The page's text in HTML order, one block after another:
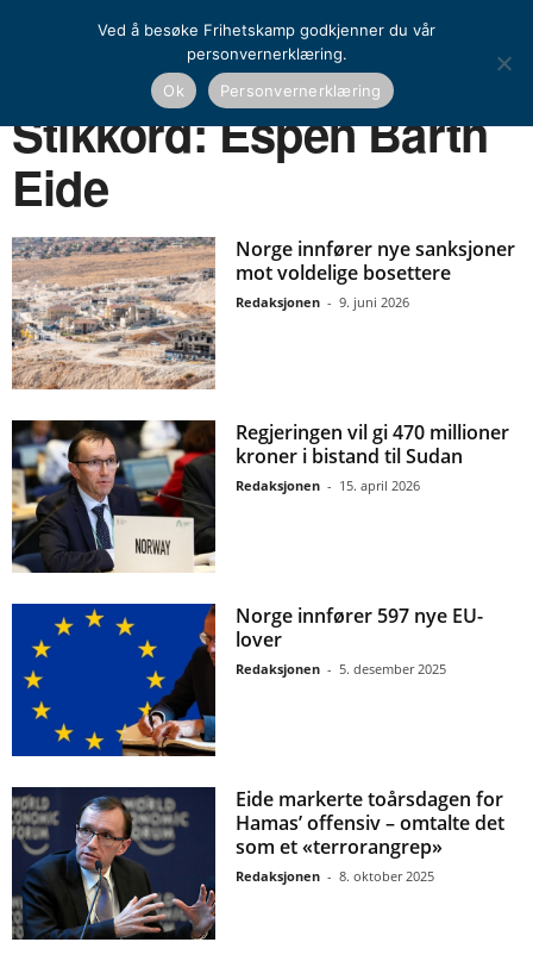
Espen Barth Eide
Stikkord: Espen Barth
Eide
Norge innfører nye sanksjoner
mot voldelige bosettere
Redaksjonen - 9. juni 2026
Regjeringen vil gi 470 millioner
kroner i bistand til Sudan
Redaksjonen - 15. april 2026
Norge innfører 597 nye EU-
lover
Redaksjonen - 5. desember 2025
Eide markerte toårsdagen for
Hamas’ offensiv – omtalte det
som et «terrorangrep»
Redaksjonen - 8. oktober 2025
Ved å besøke Frihetskamp godkjenner du vår
personvernerklæring.
Ok
Personvernerklæring